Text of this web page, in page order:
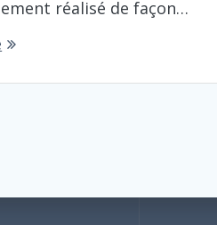
réalisé de façon…